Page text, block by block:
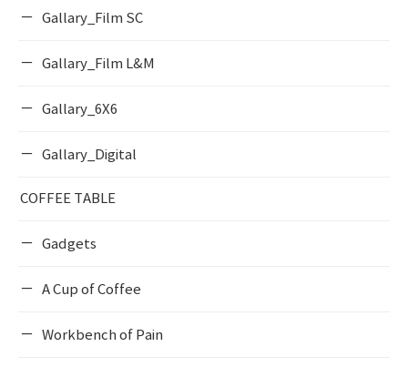
Gallary_Film SC
Gallary_Film L&M
Gallary_6X6
Gallary_Digital
COFFEE TABLE
Gadgets
A Cup of Coffee
Workbench of Pain